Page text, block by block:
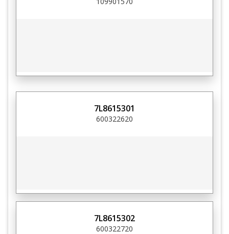
7L8615301
600322620
7L8615302
600322720